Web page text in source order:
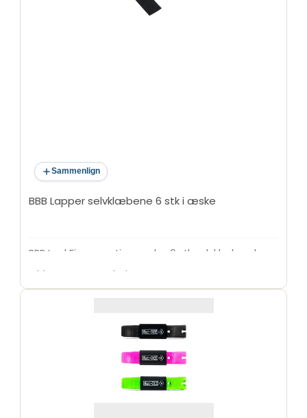
Sammenlign
BBB Lapper selvklæbene 6 stk i æske
BBB LeakFix reparationsæske. 6 stk selvklæbende